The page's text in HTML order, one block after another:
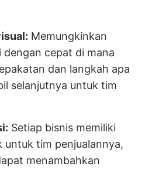
Memungkinkan
dengan cepat di mana
dan langkah apa
selanjutnya untuk tim
Setiap bisnis memiliki
untuk tim penjualannya,
menambahkan